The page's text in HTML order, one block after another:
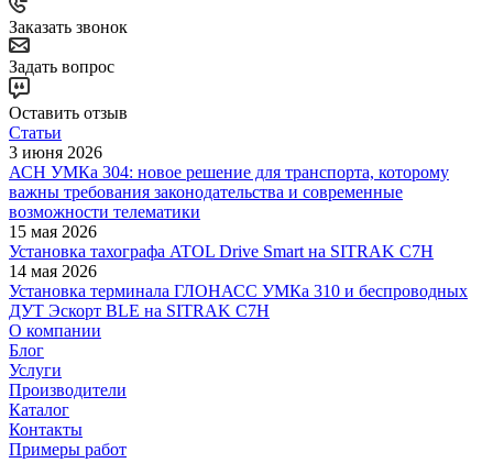
Заказать звонок
Задать вопрос
Оставить отзыв
Статьи
3 июня 2026
АСН УМКа 304: новое решение для транспорта, которому
важны требования законодательства и современные
возможности телематики
15 мая 2026
Установка тахографа ATOL Drive Smart на SITRAK C7H
14 мая 2026
Установка терминала ГЛОНАСС УМКа 310 и беспроводных
ДУТ Эскорт BLE на SITRAK C7H
О компании
Блог
Услуги
Производители
Каталог
Контакты
Примеры работ